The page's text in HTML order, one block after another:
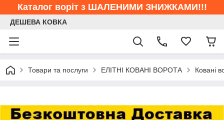
Каталог воріт з ШАЛЕНИМИ ЗНИЖКАМИ!!!
ДЕШЕВА КОВКА
Товари та послуги ЕЛІТНІ КОВАНІ ВОРОТА Ковані